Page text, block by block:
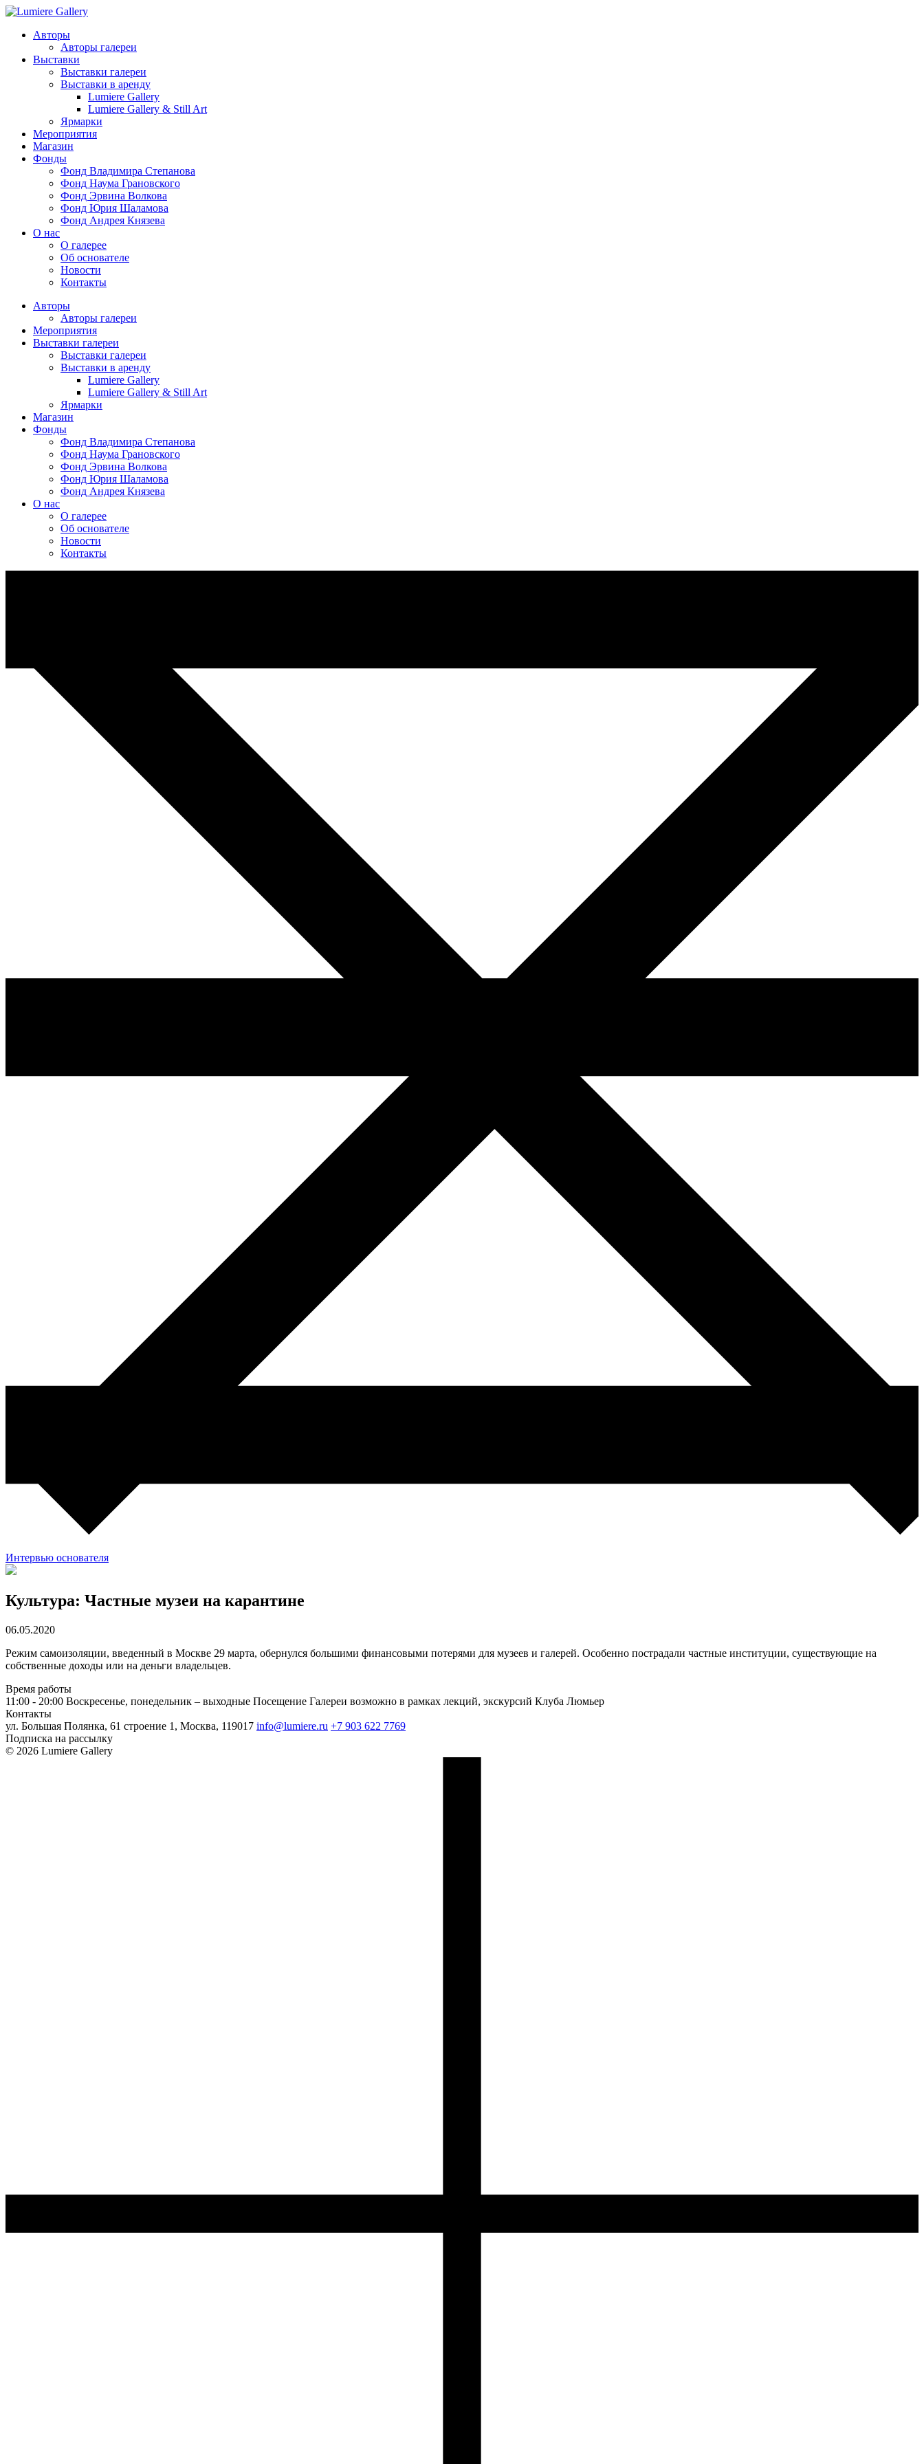
Авторы
Авторы галереи
Выставки
Выставки галереи
Выставки в аренду
Lumiere Gallery
Lumiere Gallery & Still Art
Ярмарки
Мероприятия
Магазин
Фонды
Фонд Владимира Степанова
Фонд Наума Грановского
Фонд Эрвина Волкова
Фонд Юрия Шаламова
Фонд Андрея Князева
О нас
О галерее
Об основателе
Новости
Контакты
Авторы
Авторы галереи
Мероприятия
Выставки галереи
Выставки галереи
Выставки в аренду
Lumiere Gallery
Lumiere Gallery & Still Art
Ярмарки
Магазин
Фонды
Фонд Владимира Степанова
Фонд Наума Грановского
Фонд Эрвина Волкова
Фонд Юрия Шаламова
Фонд Андрея Князева
О нас
О галерее
Об основателе
Новости
Контакты
Интервью основателя
Культура: Частные музеи на карантине
06.05.2020
Режим самоизоляции, введенный в Москве 29 марта, обернулся большими финансовыми потерями для музеев и галерей. Особенно пострадали частные институции, существующие на
собственные доходы или на деньги владельцев.
Время работы
11:00 - 20:00 Воскресенье, понедельник – выходные Посещение Галереи возможно в рамках лекций, экскурсий Клуба Люмьер
Контакты
ул. Большая Полянка, 61 строение 1, Москва, 119017 info@lumiere.ru +7 903 622 7769
Подписка на рассылку
© 2026 Lumiere Gallery